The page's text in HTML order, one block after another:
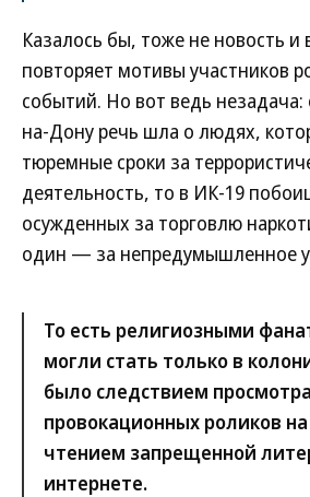
Казалось бы, тоже не новость и
повторяет мотивы участников
событий. Но вот ведь незадача:
на-Дону речь шла о людях,
тюремные сроки за
деятельность, то в ИК-19
осужденных за торговлю
один — за непредумышленное
То есть религиозными
могли стать только в
было следствием просмотра
провокационных роликов
чтением запрещенной
интернете.